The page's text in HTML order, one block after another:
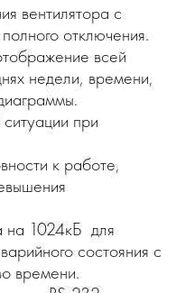
вентилятора с
отключения.
всей
недели, времени,
при
к работе,
на 1024кБ для
состояния с
времени.